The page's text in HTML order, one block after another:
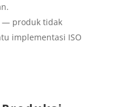
— produk tidak
implementasi ISO